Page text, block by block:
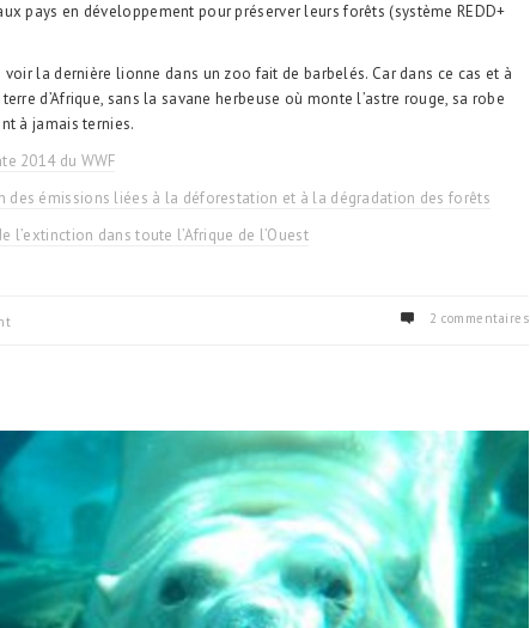
pays en développement pour préserver leurs forêts (système REDD+
voir la dernière lionne dans un zoo fait de barbelés. Car dans ce cas et à
d’Afrique, sans la savane herbeuse où monte l’astre rouge, sa robe
à jamais ternies.
2014 du WWF
des émissions liées à la déforestation et à la dégradation des forêts
l’extinction dans toute l’Afrique de l’Ouest
2 commentaires